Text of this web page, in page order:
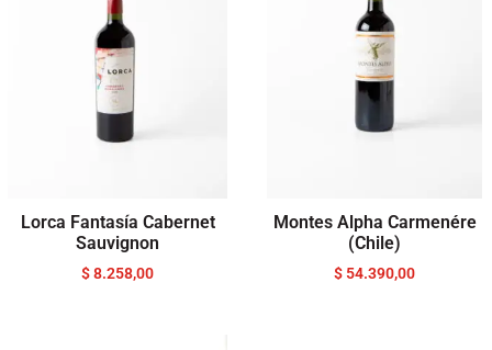
Lorca Fantasía Cabernet
Sauvignon
$8.258,00
Montes Alpha Carmenére
(Chile)
$ 54.390,00